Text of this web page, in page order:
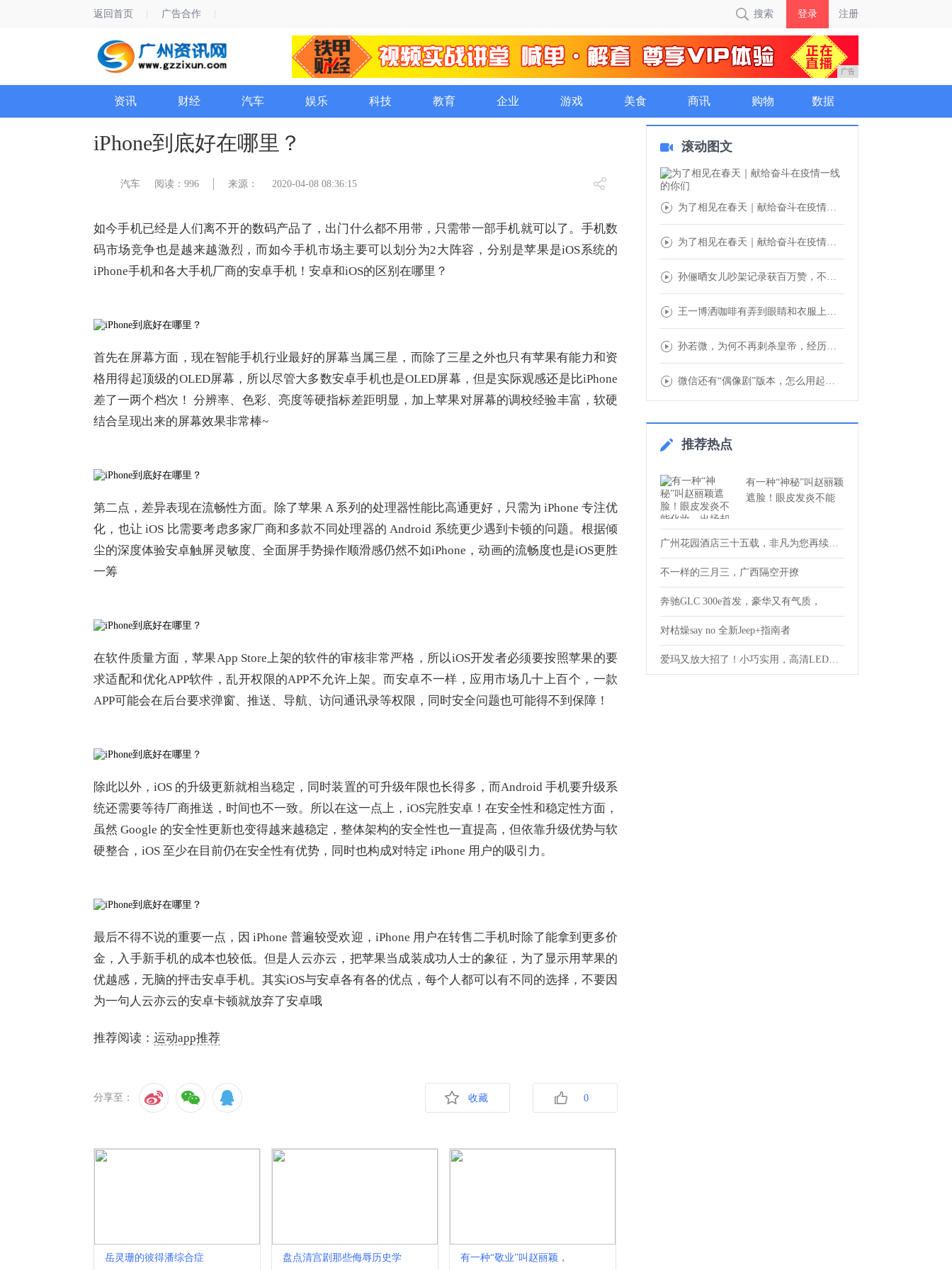
返回首页 广告合作 搜索 登录 注册
广告
资讯 财经 汽车 娱乐 科技 教育 企业 游戏 美食 商讯 购物 数据
iPhone到底好在哪里？
汽车 阅读：996 来源： 2020-04-08 08:36:15
如今手机已经是人们离不开的数码产品了，出门什么都不用带，只需带一部手机就可以了。手机数
码市场竞争也是越来越激烈，而如今手机市场主要可以划分为2大阵容，分别是苹果是iOS系统的
iPhone手机和各大手机厂商的安卓手机！安卓和iOS的区别在哪里？
首先在屏幕方面，现在智能手机行业最好的屏幕当属三星，而除了三星之外也只有苹果有能力和资
格用得起顶级的OLED屏幕，所以尽管大多数安卓手机也是OLED屏幕，但是实际观感还是比iPhone
差了一两个档次！ 分辨率、色彩、亮度等硬指标差距明显，加上苹果对屏幕的调校经验丰富，软硬
结合呈现出来的屏幕效果非常棒~
第二点，差异表现在流畅性方面。除了苹果 A 系列的处理器性能比高通更好，只需为 iPhone 专注优
化，也让 iOS 比需要考虑多家厂商和多款不同处理器的 Android 系统更少遇到卡顿的问题。根据倾
尘的深度体验安卓触屏灵敏度、全面屏手势操作顺滑感仍然不如iPhone，动画的流畅度也是iOS更胜
一筹
在软件质量方面，苹果App Store上架的软件的审核非常严格，所以iOS开发者必须要按照苹果的要
求适配和优化APP软件，乱开权限的APP不允许上架。而安卓不一样，应用市场几十上百个，一款
APP可能会在后台要求弹窗、推送、导航、访问通讯录等权限，同时安全问题也可能得不到保障！
除此以外，iOS 的升级更新就相当稳定，同时装置的可升级年限也长得多，而Android 手机要升级系
统还需要等待厂商推送，时间也不一致。所以在这一点上，iOS完胜安卓！在安全性和稳定性方面，
虽然 Google 的安全性更新也变得越来越稳定，整体架构的安全性也一直提高，但依靠升级优势与软
硬整合，iOS 至少在目前仍在安全性有优势，同时也构成对特定 iPhone 用户的吸引力。
最后不得不说的重要一点，因 iPhone 普遍较受欢迎，iPhone 用户在转售二手机时除了能拿到更多价
金，入手新手机的成本也较低。但是人云亦云，把苹果当成装成功人士的象征，为了显示用苹果的
优越感，无脑的抨击安卓手机。其实iOS与安卓各有各的优点，每个人都可以有不同的选择，不要因
为一句人云亦云的安卓卡顿就放弃了安卓哦
推荐阅读： 运动app推荐
分享至： 0
收藏
岳灵珊的彼得潘综合症 盘点清宫剧那些侮辱历史学 有一种“敬业”叫赵丽颖，
滚动图文
为了相见在春天｜献给奋斗在疫情一线的你们
为了相见在春天｜献给奋斗在疫情一线的你们
孙俪晒女儿吵架记录获百万赞，不会共情的父母
王一博洒咖啡有弄到眼睛和衣服上，但却拿抹布
孙若微，为何不再刺杀皇帝，经历让她内心通达
微信还有“偶像剧”版本，怎么用起来怪怪的.
推荐热点
有一种“神秘”叫赵丽颖
遮脸！眼皮发炎不能
广州花园酒店三十五载，非凡为您再续传奇！
不一样的三月三，广西隔空开撩
奔驰GLC 300e首发，豪华又有气质，
对枯燥say no 全新Jeep+指南者
爱玛又放大招了！小巧实用，高清LED显示